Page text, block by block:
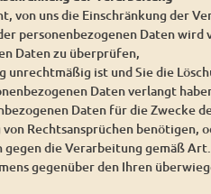
von uns die Einschränkung der
personenbezogenen Daten
Daten zu überprüfen,
unrechtmäßig ist und Sie die
Daten verlangt
Daten für die Zwecke
Rechtsansprüchen benötigen,
gegen die Verarbeitung gemäß
gegenüber den Ihren